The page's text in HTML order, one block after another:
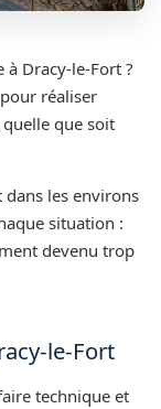
Dracy-le-Fort ?
réaliser
que soit
dans les environs
situation :
devenu trop
le-Fort
technique et